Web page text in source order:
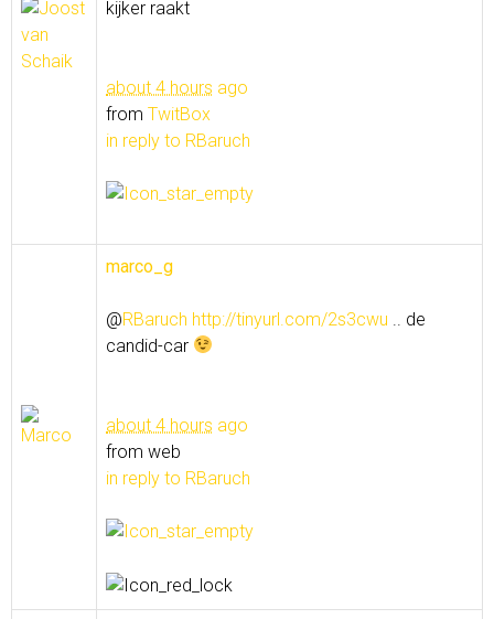
kijker raakt
about 4 hours ago
from TwitBox
in reply to RBaruch
marco_g
@RBaruch http://tinyurl.com/2s3cwu .. de
candid-car
about 4 hours ago
from web
in reply to RBaruch